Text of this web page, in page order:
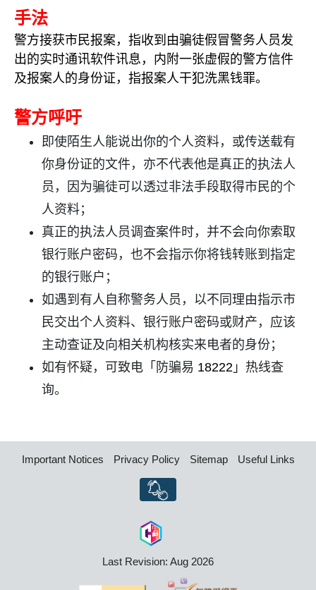
手法
警方接获市民报案，指收到由骗徒假冒警务人员发
出的实时通讯软件讯息，内附一张虚假的警方信件
及报案人的身份证，指报案人干犯洗黑钱罪。
警方呼吁
即使陌生人能说出你的个人资料，或传送载有
你身份证的文件，亦不代表他是真正的执法人
员，因为骗徒可以透过非法手段取得市民的个
人资料；
真正的执法人员调查案件时，并不会向你索取
银行账户密码，也不会指示你将钱转账到指定
的银行账户；
如遇到有人自称警务人员，以不同理由指示市
民交出个人资料、银行账户密码或财产，应该
主动查证及向相关机构核实来电者的身份；
如有怀疑，可致电「防骗易 18222 」热线查
询。
Important Notices Privacy Policy Sitemap Useful Links
Last Revision: Aug 2026